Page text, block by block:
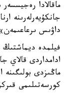
ماقالادا
داۋىس
فيلمدە ديماشتىڭ
ادامداردى قالاي
ماڭىزدى بولىگىنە
كورسەتىلىمى